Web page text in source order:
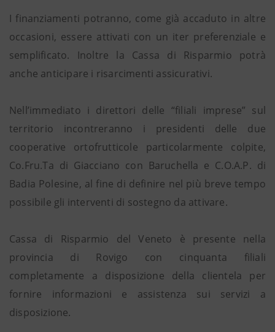
I finanziamenti potranno, come già accaduto in altre
occasioni, essere attivati con un iter preferenziale e
semplificato. Inoltre la Cassa di Risparmio potrà
anche anticipare i risarcimenti assicurativi.
Nell’immediato i direttori delle “filiali imprese” sul
territorio incontreranno i presidenti delle due
cooperative ortofrutticole particolarmente colpite,
Co.Fru.Ta di Giacciano con Baruchella e C.O.A.P. di
Badia Polesine, al fine di definire nel più breve tempo
possibile gli interventi di sostegno da attivare.
Cassa di Risparmio del Veneto è presente nella
provincia di Rovigo con cinquanta filiali
completamente a disposizione della clientela per
fornire informazioni e assistenza sui servizi a
disposizione.